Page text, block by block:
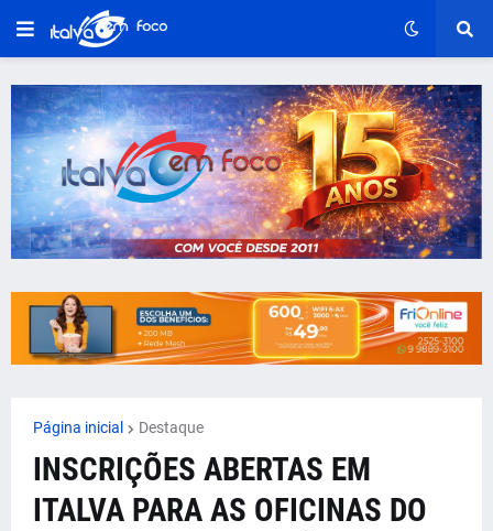
Página inicial Destaque
INSCRIÇÕES ABERTAS EM
ITALVA PARA AS OFICINAS DO